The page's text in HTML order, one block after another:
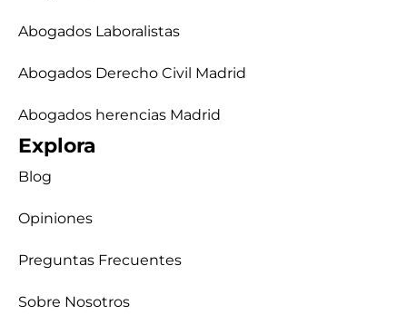
Abogados Laboralistas
Abogados Derecho Civil Madrid
Abogados herencias Madrid
Explora
Blog
Opiniones
Preguntas Frecuentes
Sobre Nosotros